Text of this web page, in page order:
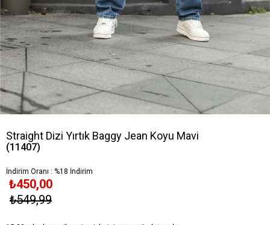
Straight Dizi Yırtık Baggy Jean Koyu Mavi
(11407)
İndirim Oranı : %18 İndirim
₺549,99
₺450,00